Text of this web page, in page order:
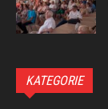
KATEGORIE